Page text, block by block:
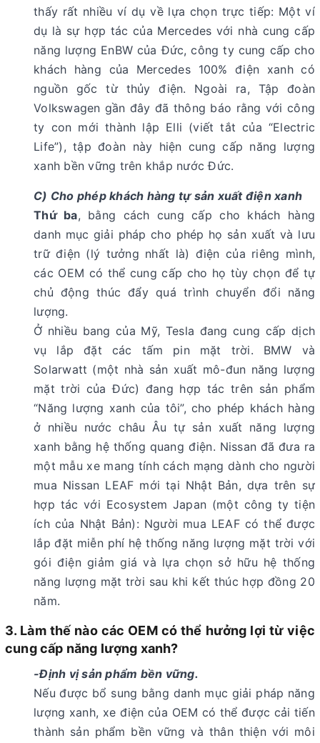
thấy rất nhiều ví dụ về lựa chọn trực tiếp: Một ví
dụ là sự hợp tác của Mercedes với nhà cung cấp
năng lượng EnBW của Đức, công ty cung cấp cho
khách hàng của Mercedes 100% điện xanh có
nguồn gốc từ thủy điện. Ngoài ra, Tập đoàn
Volkswagen gần đây đã thông báo rằng với công
ty con mới thành lập Elli (viết tắt của “Electric
Life”), tập đoàn này hiện cung cấp năng lượng
xanh bền vững trên khắp nước Đức.
C) Cho phép khách hàng tự sản xuất điện xanh
Thứ ba, bằng cách cung cấp cho khách hàng
danh mục giải pháp cho phép họ sản xuất và lưu
trữ điện (lý tưởng nhất là) điện của riêng mình,
các OEM có thể cung cấp cho họ tùy chọn để tự
chủ động thúc đẩy quá trình chuyển đổi năng
lượng.
Ở nhiều bang của Mỹ, Tesla đang cung cấp dịch
vụ lắp đặt các tấm pin mặt trời. BMW và
Solarwatt (một nhà sản xuất mô-đun năng lượng
mặt trời của Đức) đang hợp tác trên sản phẩm
“Năng lượng xanh của tôi”, cho phép khách hàng
ở nhiều nước châu Âu tự sản xuất năng lượng
xanh bằng hệ thống quang điện. Nissan đã đưa ra
một mẫu xe mang tính cách mạng dành cho người
mua Nissan LEAF mới tại Nhật Bản, dựa trên sự
hợp tác với Ecosystem Japan (một công ty tiện
ích của Nhật Bản): Người mua LEAF có thể được
lắp đặt miễn phí hệ thống năng lượng mặt trời với
gói điện giảm giá và lựa chọn sở hữu hệ thống
năng lượng mặt trời sau khi kết thúc hợp đồng 20
năm.
3. Làm thế nào các OEM có thể hưởng lợi từ việc
cung cấp năng lượng xanh?
-Định vị sản phẩm bền vững.
Nếu được bổ sung bằng danh mục giải pháp năng
lượng xanh, xe điện của OEM có thể được cải tiến
thành sản phẩm bền vững và thân thiện với môi